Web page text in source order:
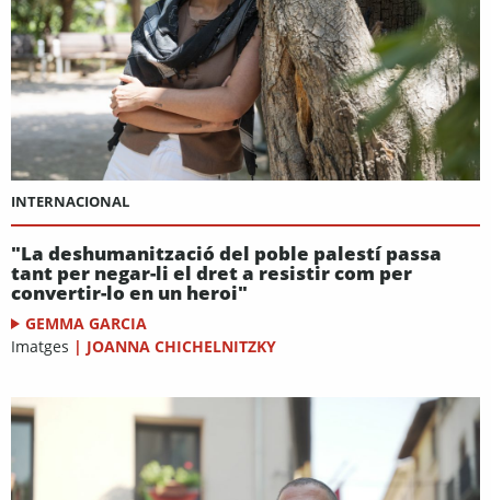
INTERNACIONAL
"La deshumanització del poble palestí passa
tant per negar-li el dret a resistir com per
convertir-lo en un heroi"
GEMMA GARCIA
Imatges | JOANNA CHICHELNITZKY